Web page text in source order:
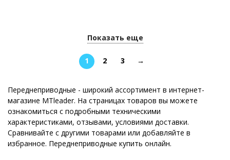
Показать еще
1 2 3 →
Переднеприводные - широкий ассортимент в интернет-
магазине MTleader. На страницах товаров вы можете
ознакомиться с подробными техническими
характеристиками, отзывами, условиями доставки.
Сравнивайте с другими товарами или добавляйте в
избранное. Переднеприводные купить онлайн.